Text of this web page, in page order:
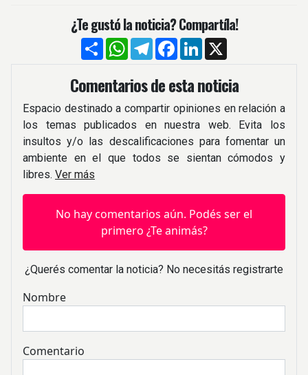
¿Te gustó la noticia? Compartíla!
CompartirWhatsApp
TelegramFacebook
LinkedIn
Comentarios de esta noticia
Espacio destinado a compartir opiniones en relación a
los temas publicados en nuestra web. Evita los
insultos y/o las descalificaciones para fomentar un
ambiente en el que todos se sientan cómodos y
libres. Ver más
No hay comentarios aún. Podés ser el
primero ¿Te animás?
¿Querés comentar la noticia? No necesitás registrarte
Nombre
Comentario